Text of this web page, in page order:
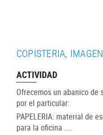
COPISTERIA,
ACTIVIDAD
Ofrecemos un abanico
por el particular:
PAPELERIA: material de
para la oficina ....